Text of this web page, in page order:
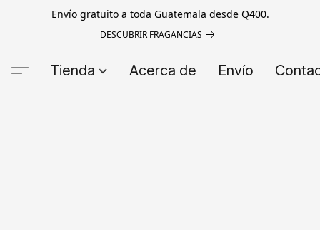
Envío gratuito a toda Guatemala desde Q400.
DESCUBRIR FRAGANCIAS
Tienda Acerca de Envío